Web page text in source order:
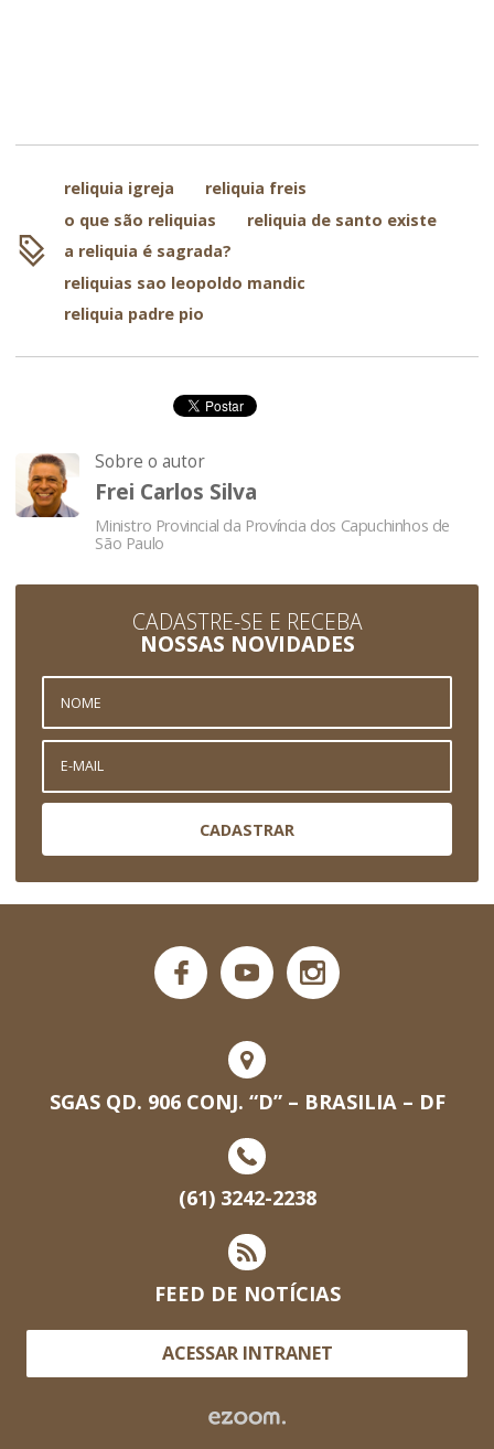
reliquia igreja
reliquia freis
o que são reliquias
reliquia de santo existe
a reliquia é sagrada?
reliquias sao leopoldo mandic
reliquia padre pio
Sobre o autor
Frei Carlos Silva
Ministro Provincial da Província dos Capuchinhos de
São Paulo
CADASTRE-SE E RECEBA
NOSSAS NOVIDADES
CADASTRAR
SGAS QD. 906 CONJ. “D” – BRASILIA – DF
(61) 3242-2238
FEED DE NOTÍCIAS
ACESSAR INTRANET